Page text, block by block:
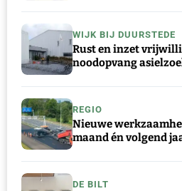
WIJK BIJ DUURSTEDE
Rust en inzet
noodopvang
REGIO
Nieuwe
maand én volgend
DE BILT